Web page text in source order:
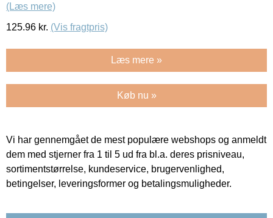
(Læs mere)
125.96 kr. (Vis fragtpris)
Læs mere »
Køb nu »
Vi har gennemgået de mest populære webshops og anmeldt
dem med stjerner fra 1 til 5 ud fra bl.a. deres prisniveau,
sortimentstørrelse, kundeservice, brugervenlighed,
betingelser, leveringsformer og betalingsmuligheder.